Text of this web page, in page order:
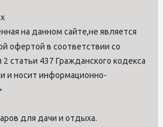
на данном сайте,не является
офертой в соответствии со
статьи 437 Гражданского кодекса
и носит информационно-
для дачи и отдыха.